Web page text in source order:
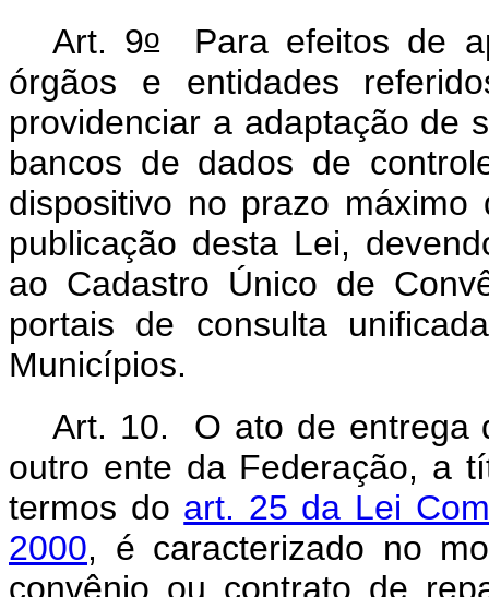
Art. 9oPara efeitos de
órgãos e entidades
providenciar a adaptação de
bancos de dados de
dispositivo no prazo
publicação desta Lei,
ao Cadastro Único de
portais de consulta
Municípios.
Art. 10. O ato de entrega
outro ente da Federação, a
termos do art. 25 da Lei
2000, é caracterizado no
convênio ou contrato de